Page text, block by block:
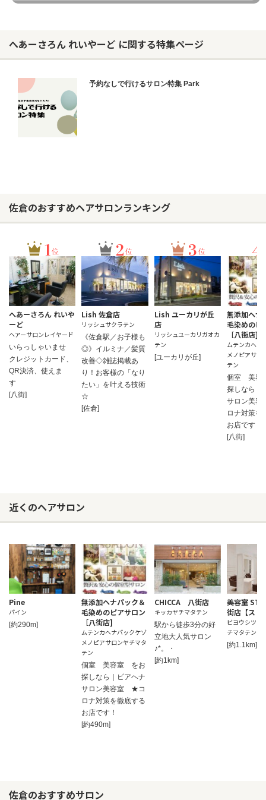
へあーさろん れいやーど に関する特集ページ
予約なしで行けるサロン特集 Park
佐倉のおすすめヘアサロンランキング
1位
へあーさろん れいや
ーど
ヘアーサロンレイヤード
いらっしゃいませ
クレジットカード、
QR決済、使えま
す
[八街]
2 位
Lish 佐倉店
リッシュサクラテン
《佐倉駅／お子様も
◎》イルミナ／髪質
改善◇雑誌掲載あ
り！お客様の「なり
たい」を叶える技術
☆
[佐倉]
3 位
Lish ユーカリが丘
店
リッシュユーカリガオカ
テン
[ユーカリが丘]
4
無添加ヘナ
毛染めのピ
［八街店]
ムテンカヘナ
メノピアサロ
テン
個室 美容
探しなら｜
サロン美
ロナ対策を
お店です！
[八街]
近くのヘアサロン
Pine
パイン
[約290m]
無添加ヘナパック＆
毛染めのピアサロン
［八街店]
ムテンカヘナパックケゾ
メノピアサロンヤチマタ
テン
個室 美容室 をお
探しなら｜ピアヘナ
サロン美容室 ★コ
ロナ対策を徹底する
お店です！
[約490m]
CHICCA 八街店
キッカヤチマタテン
駅から徒歩3分の好
立地大人気サロン
♪*。・
[約1km]
美容室
街店【スト
ビヨウシツス
チマタテン
[約1.1km]
佐倉のおすすめサロン